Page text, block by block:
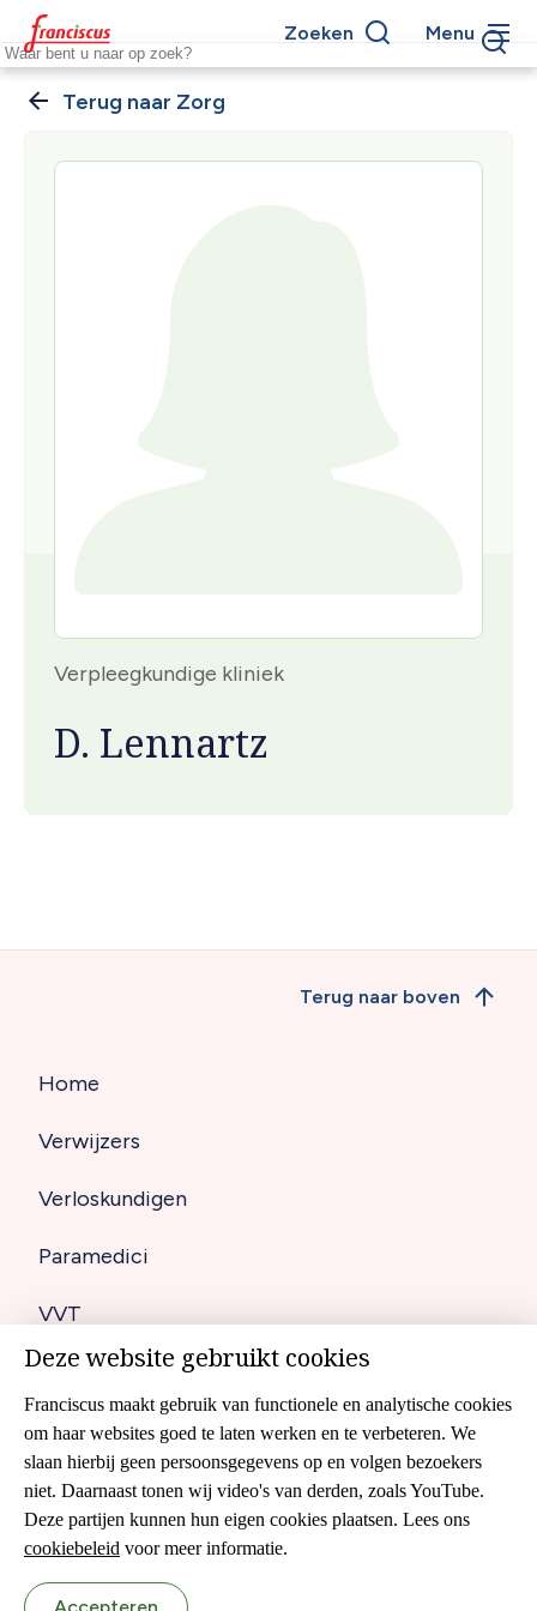
Overslaan
en
naar
Keywords
Zoeken Menu
Zorg
Verpleegkundige kliniek
D. Lennartz
(footer)
Home
Verwijzers
Verloskundigen
Paramedici
VVT
Diagnostiek
Footer
navigation
Disclaimer
Cookies
Colofon
Terug naar boven
Deze website gebruikt cookies
Franciscus maakt gebruik van functionele en analytische cookies
om haar websites goed te laten werken en te verbeteren. We
slaan hierbij geen persoonsgegevens op en volgen bezoekers
niet. Daarnaast tonen wij video's van derden, zoals YouTube.
Deze partijen kunnen hun eigen cookies plaatsen. Lees ons
cookiebeleid voor meer informatie.